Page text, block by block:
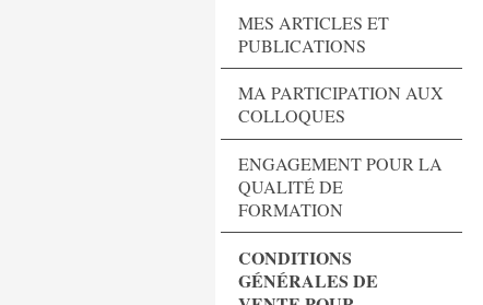
MES ARTICLES ET
PUBLICATIONS
MA PARTICIPATION AUX
COLLOQUES
ENGAGEMENT POUR LA
QUALITÉ DE
FORMATION
CONDITIONS
GÉNÉRALES DE